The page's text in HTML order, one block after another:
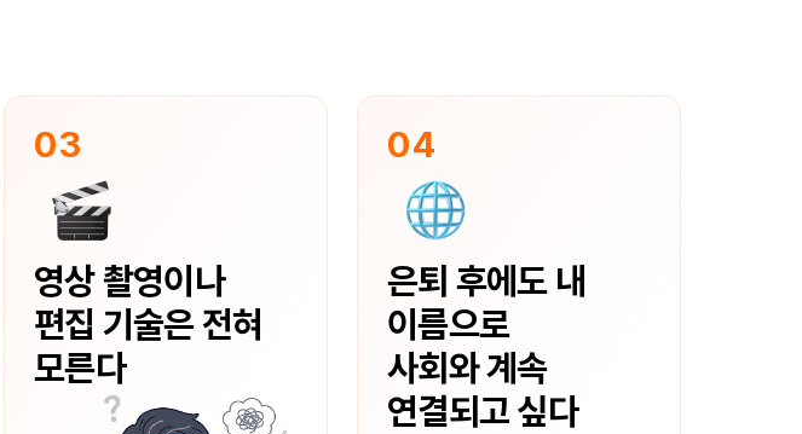
03
영상 촬영이나
편집 기술은 전혀
모른다
04
은퇴 후에도 내
이름으로
사회와 계속
연결되고 싶다